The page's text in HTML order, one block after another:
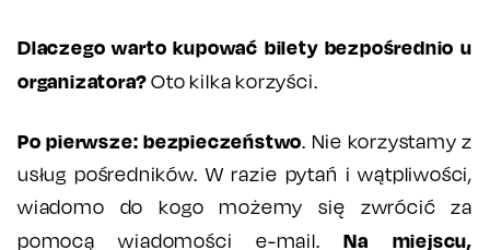
Dlaczego warto kupować bilety bezpośrednio u
organizatora?Oto kilka korzyści.
Po pierwsze: bezpieczeństwo. Nie korzystamy z
usług pośredników. W razie pytań i wątpliwości,
wiadomo do kogo możemy się zwrócić za
pomocą wiadomości e-mail.Na miejscu,